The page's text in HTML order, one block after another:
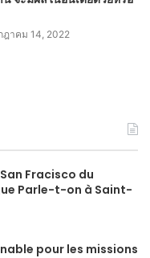
ฎาคม 14, 2022
Fracisco du
Parle-t-on à Saint-
pour les missions